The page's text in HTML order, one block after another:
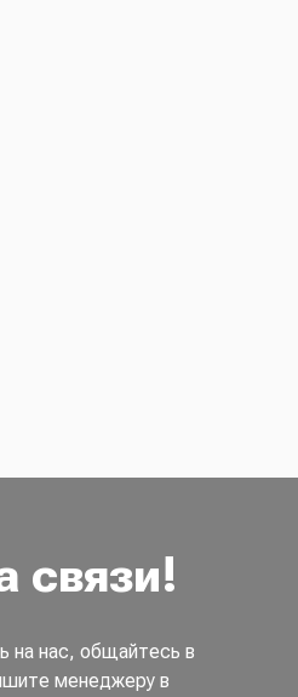
связи!
на нас, общайтесь в
менеджеру в